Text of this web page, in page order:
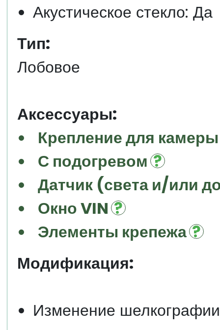
Акустическое стекло: Да
Тип:
Лобовое
Аксессуары:
Крепление для
С подогревом
Датчик (света и/или
Окно VIN
Элементы крепежа
Модификация:
Изменение